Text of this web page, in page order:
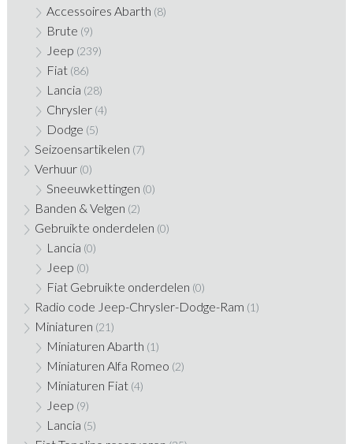
Accessoires Abarth (8)
Brute (9)
Jeep (239)
Fiat (86)
Lancia (28)
Chrysler (4)
Dodge (5)
Seizoensartikelen (7)
Verhuur (0)
Sneeuwkettingen (0)
Banden & Velgen (2)
Gebruikte onderdelen (0)
Lancia (0)
Jeep (0)
Fiat Gebruikte onderdelen (0)
Radio code Jeep-Chrysler-Dodge-Ram (1)
Miniaturen (21)
Miniaturen Abarth (1)
Miniaturen Alfa Romeo (2)
Miniaturen Fiat (4)
Jeep (9)
Lancia (5)